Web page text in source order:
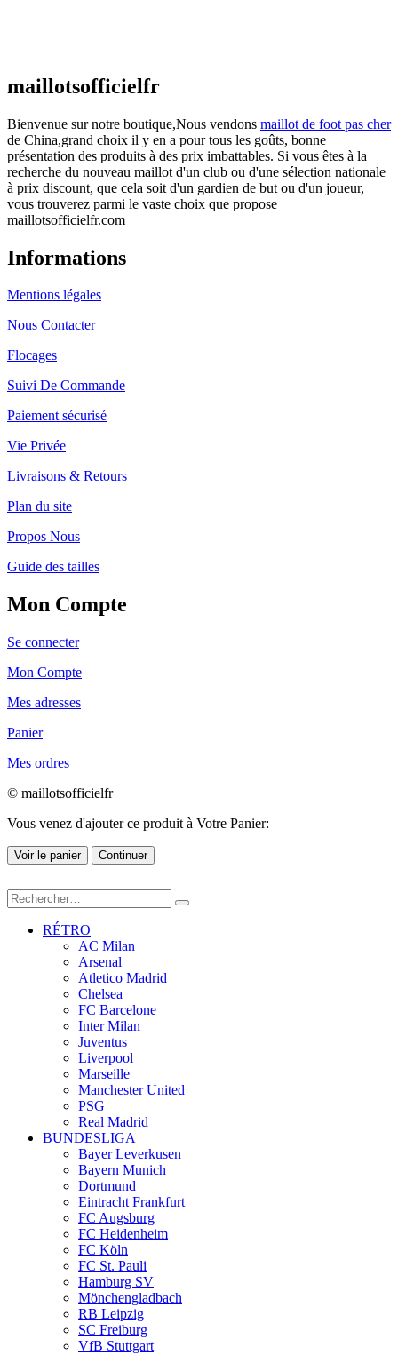
maillotsofficielfr
Bienvenue sur notre boutique,Nous vendons maillot de foot pas cher
de China,grand choix il y en a pour tous les goûts, bonne
présentation des produits à des prix imbattables. Si vous êtes à la
recherche du nouveau maillot d'un club ou d'une sélection nationale
à prix discount, que cela soit d'un gardien de but ou d'un joueur,
vous trouverez parmi le vaste choix que propose
maillotsofficielfr.com
Informations
Mentions légales
Nous Contacter
Flocages
Suivi De Commande
Paiement sécurisé
Vie Privée
Livraisons & Retours
Plan du site
Propos Nous
Guide des tailles
Mon Compte
Se connecter
Mon Compte
Mes adresses
Panier
Mes ordres
© maillotsofficielfr
Vous venez d'ajouter ce produit à Votre Panier:
Voir le panier Continuer
RÉTRO
AC Milan
Arsenal
Atletico Madrid
Chelsea
FC Barcelone
Inter Milan
Juventus
Liverpool
Marseille
Manchester United
PSG
Real Madrid
BUNDESLIGA
Bayer Leverkusen
Bayern Munich
Dortmund
Eintracht Frankfurt
FC Augsburg
FC Heidenheim
FC Köln
FC St. Pauli
Hamburg SV
Mönchengladbach
RB Leipzig
SC Freiburg
VfB Stuttgart